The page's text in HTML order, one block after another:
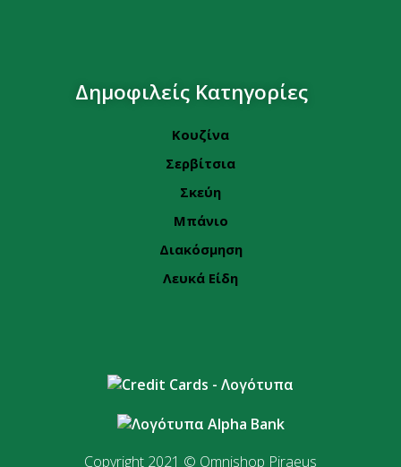
Δημοφιλείς Κατηγορίες
Κουζίνα
Σερβίτσια
Σκεύη
Μπάνιο
Διακόσμηση
Λευκά Είδη
Copyright 2021 © Omnishop Piraeus